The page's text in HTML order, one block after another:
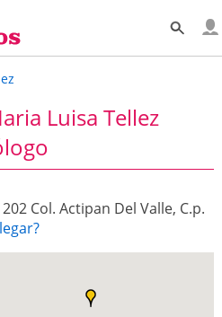
Luisa Tellez
Col. Actipan Del Valle, C.p.